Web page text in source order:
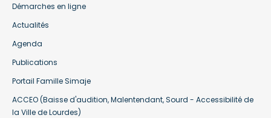
Démarches en ligne
Actualités
Agenda
Publications
Portail Famille Simaje
ACCEO (Baisse d'audition, Malentendant, Sourd - Accessibilité de
la Ville de Lourdes)